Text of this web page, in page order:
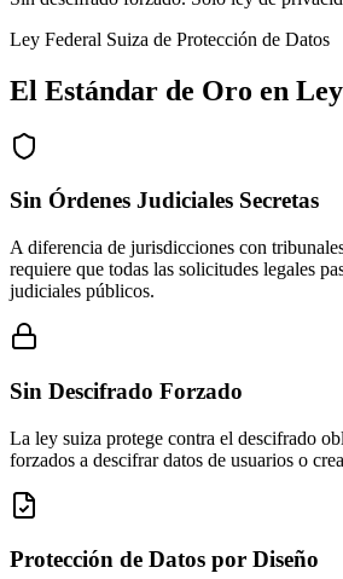
Ley Federal Suiza de Protección de Datos
El Estándar de Oro en
Sin Órdenes Judiciales Secretas
A diferencia de jurisdicciones con
requiere que todas las solicitudes legales
judiciales públicos.
Sin Descifrado Forzado
La ley suiza protege contra el descifrado
forzados a descifrar datos de usuarios o
Protección de Datos por Diseño